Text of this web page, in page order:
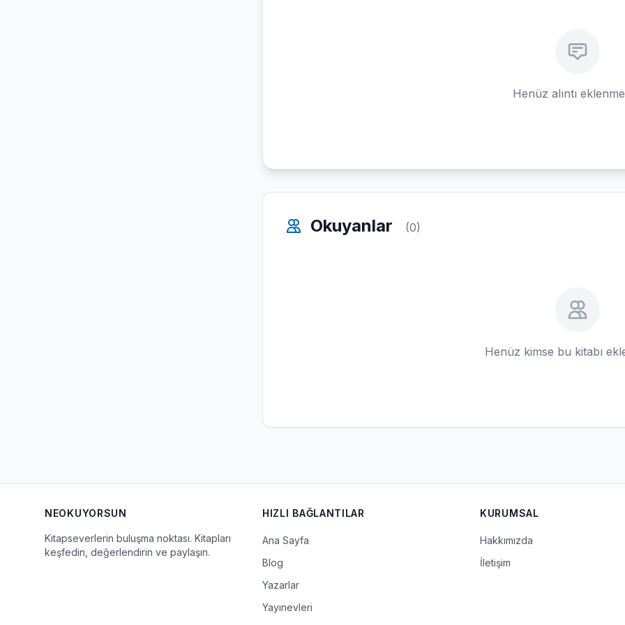
Henüz alıntı
Okuyanlar (0)
Henüz kimse bu kitabı
NEOKUYORSUN
Kitapseverlerin buluşma noktası. Kitapları
keşfedin, değerlendirin ve paylaşın.
HIZLI BAĞLANTILAR
Ana Sayfa
Blog
Yazarlar
Yayınevleri
KURUMSAL
Hakkımızda
İletişim